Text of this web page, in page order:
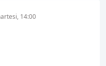
14:00